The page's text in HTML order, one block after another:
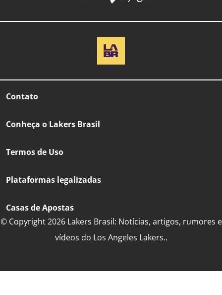
Contato
Conheça o Lakers Brasil
Termos de Uso
Plataformas legalizadas
Casas de Apostas
© Copyright 2026 Lakers Brasil: Notícias, artigos, rumores e
vídeos do Los Angeles Lakers..